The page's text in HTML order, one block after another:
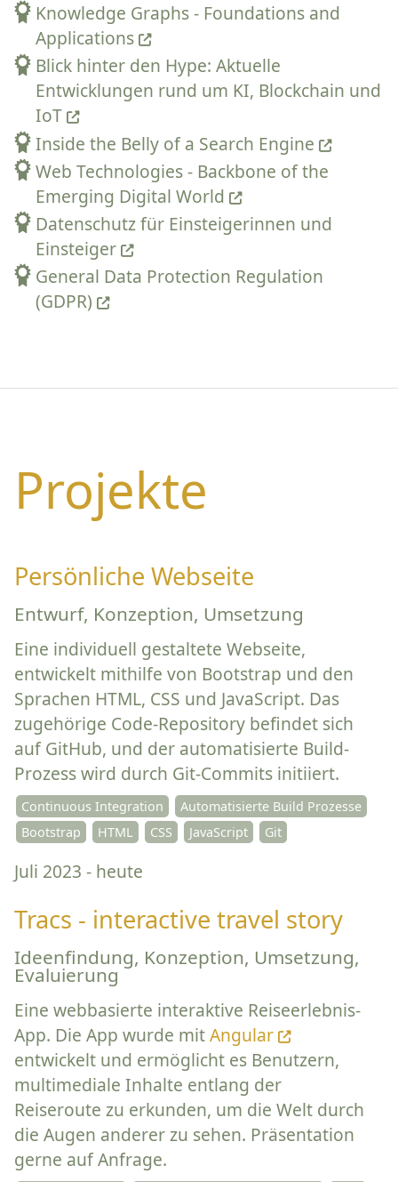
Knowledge Graphs - Foundations and
Applications
Blick hinter den Hype: Aktuelle
Entwicklungen rund um KI, Blockchain und
IoT
Inside the Belly of a Search Engine
Web Technologies - Backbone of the
Emerging Digital World
Datenschutz für Einsteigerinnen und
Einsteiger
General Data Protection Regulation
(GDPR)
Projekte
Persönliche Webseite
Entwurf, Konzeption, Umsetzung
Eine individuell gestaltete Webseite,
entwickelt mithilfe von Bootstrap und den
Sprachen HTML, CSS und JavaScript. Das
zugehörige Code-Repository befindet sich
auf GitHub, und der automatisierte Build-
Prozess wird durch Git-Commits initiiert.
Continuous Integration
Automatisierte Build Prozesse
Bootstrap
HTML CSS JavaScript Git
Juli 2023 - heute
Tracs - interactive travel story
Ideenfindung, Konzeption, Umsetzung,
Evaluierung
Eine webbasierte interaktive Reiseerlebnis-
App. Die App wurde mitAngular
entwickelt und ermöglicht es Benutzern,
multimediale Inhalte entlang der
Reiseroute zu erkunden, um die Welt durch
die Augen anderer zu sehen. Präsentation
gerne auf Anfrage.